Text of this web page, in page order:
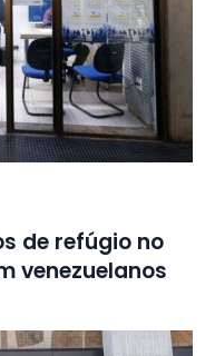
de refúgio no
venezuelanos